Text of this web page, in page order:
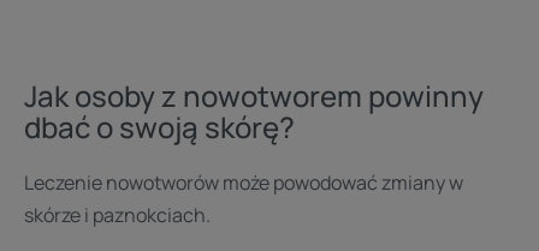
Jak osoby z nowotworem powinny
dbać o swoją skórę?
Leczenie nowotworów może powodować zmiany w
skórze i paznokciach.